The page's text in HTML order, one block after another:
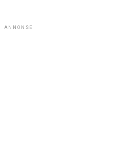
ANNONSE